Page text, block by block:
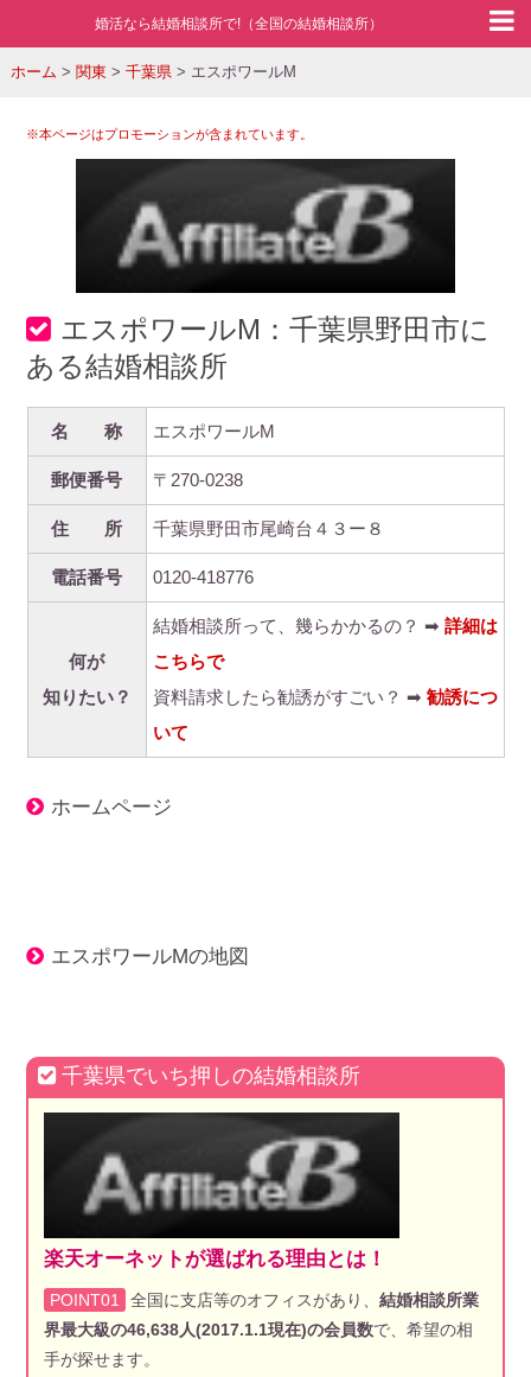
婚活なら結婚相談所で!（全国の結婚相談所）
ホーム > 関東 > 千葉県> エスポワールM
※本ページはプロモーションが含まれています。
エスポワールM：千葉県野田市に
ある結婚相談所
名 称 エスポワールM
郵便番号 〒270-0238
住 所 千葉県野田市尾崎台４３ー８
電話番号 0120-418776
何が
知りたい？
結婚相談所って、幾らかかるの？ ➡ 詳細は
こちらで
資料請求したら勧誘がすごい？ ➡ 勧誘につ
いて
ホームページ
エスポワールMの地図
千葉県でいち押しの結婚相談所
楽天オーネットが選ばれる理由とは！
POINT01 全国に支店等のオフィスがあり、 結婚相談所業
界最大級の46,638人(2017.1.1現在)の会員数で、希望の相
手が探せます。